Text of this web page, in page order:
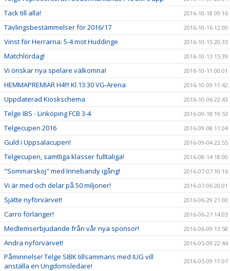
Tack till alla! 2016-10-18 09:16
Tävlingsbestämmelser för 2016/17 2016-10-16 12:00
Vinst för Herrarna: 5-4 mot Huddinge 2016-10-15 20:33
Matchlördag! 2016-10-13 15:39
Vi önskar nya spelare välkomna! 2016-10-11 00:01
HEMMAPREMIÄR H4!!! Kl.13:30 VG-Arena 2016-10-09 11:42
Uppdaterad Kioskschema 2016-10-06 22:43
Telge IBS - Linköping FCB 3-4 2016-09-18 19:53
Telgecupen 2016 2016-09-08 11:04
Guld i Uppsalacupen! 2016-09-04 22:55
Telgecupen, samtliga klasser fulltaliga! 2016-08-14 18:00
"Sommarskoj" med Innebandy igång! 2016-07-07 10:16
Vi är med och delar på 50 miljoner! 2016-07-06 20:01
Sjätte nyförvärvet! 2016-06-29 21:00
Carro förlänger! 2016-06-27 14:03
Medlemserbjudande från vår nya sponsor! 2016-06-09 13:58
Andra nyförvärvet! 2016-05-09 22:44
Påminnelse! Telge SIBK tillsammans med IUG vill
anställa en Ungdomsledare!
2016-05-09 11:07